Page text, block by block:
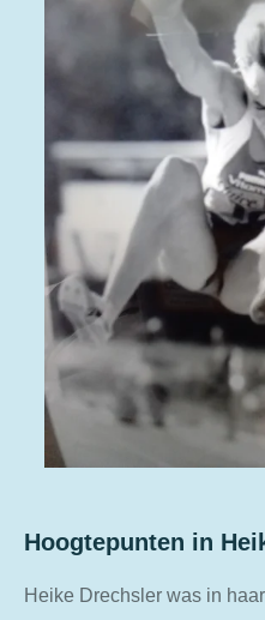
Hoogtepunten in
Heike Drechsler was in